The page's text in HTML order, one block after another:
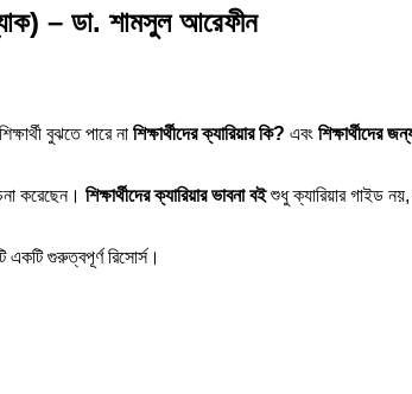
– ডা. শামসুল আরেফীন
বুঝতে পারে না শিক্ষার্থীদের ক্যারিয়ার কি? এবং শিক্ষার্থীদের
করেছেন। শিক্ষার্থীদের ক্যারিয়ার ভাবনা বইশুধু ক্যারিয়ার গাইড নয়,
একটি গুরুত্বপূর্ণ রিসোর্স।